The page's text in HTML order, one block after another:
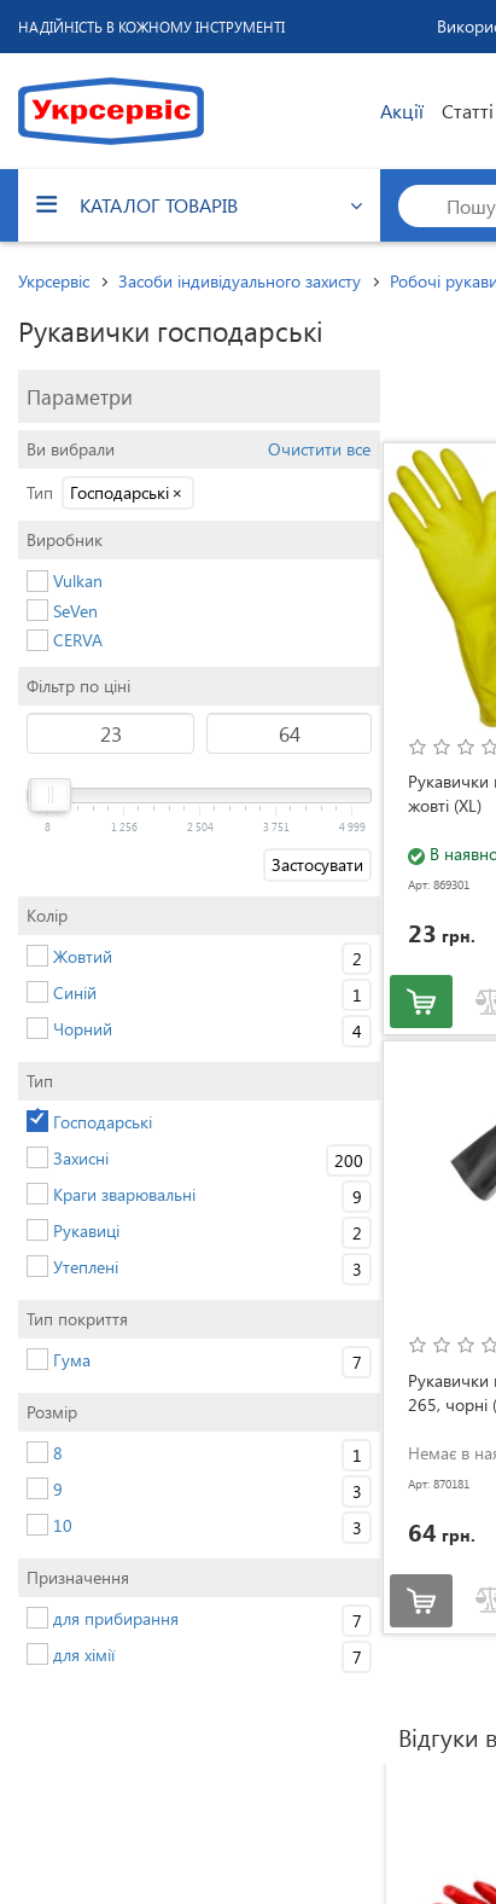
НАДІЙНІСТЬ В КОЖНОМУ ІНСТРУМЕНТІ
Акції Статті
КАТАЛОГ ТОВАРІВ
Укрсервіс Засоби індивідуального захисту Робочі
Рукавички господарські
Параметри
Ви вибрали
Очистити все
Тип
Господарські ×
Виробник
Vulkan
SeVen
CERVA
Фільтр по ціні
8 1 256 2 504 3 751 4 999
Застосувати
Колір
Жовтий
2
Синій
1
Чорний
4
Тип
Господарські
Захисні
200
Краги зварювальні
9
Рукавиці
2
Утеплені
3
Тип покриття
Гума
7
Розмір
8
1
9
3
10
3
Призначення
для прибирання
7
для хімії
7
Рукавички
жовті (XL)
В
Арт: 869301
23 грн.
Рукавички
265, чорні
Немає в
Арт: 870181
64 грн.
Відгуки